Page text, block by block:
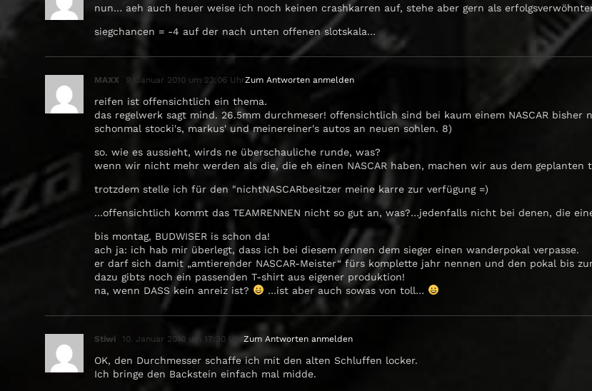
nun… aeh auch heuer weise ich noch keinen crashkarren auf, stehe aber gern als
siegchancen = -4 auf der nach unten offenen slotskala…
MAXX 9. Januar 2010 um 23:06 UhrZum Antworten anmelden
reifen ist offensichtlich ein thema.
das regelwerk sagt mind. 26.5mm durchmeser! offensichtlich sind bei kaum einem NASCAR
schonmal stocki's, markus' und meinereiner's autos an neuen sohlen. 8)
so. wie es aussieht, wirds ne überschauliche runde, was?
wenn wir nicht mehr werden als die, die eh einen NASCAR haben, machen wir aus dem
trotzdem stelle ich für den "nichtNASCARbesitzer meine karre zur verfügung =)
…offensichtlich kommt das TEAMRENNEN nicht so gut an, was?…jedenfalls nicht bei denen, die
bis montag, BUDWISER is schon da!
ach ja: ich hab mir überlegt, dass ich bei diesem rennen dem sieger einen wanderpokal verpasse.
er darf sich damit „amtierender NASCAR-Meister“ fürs komplette jahr nennen und den pokal bis
dazu gibts noch ein passenden T-shirt aus eigener produktion!
na, wenn DASS kein anreiz ist?
…ist aber auch sowas von toll…
Stiwi 10. Januar 2010 um 17:30 UhrZum Antworten anmelden
OK, den Durchmesser schaffe ich mit den alten Schluffen locker.
Ich bringe den Backstein einfach mal midde.